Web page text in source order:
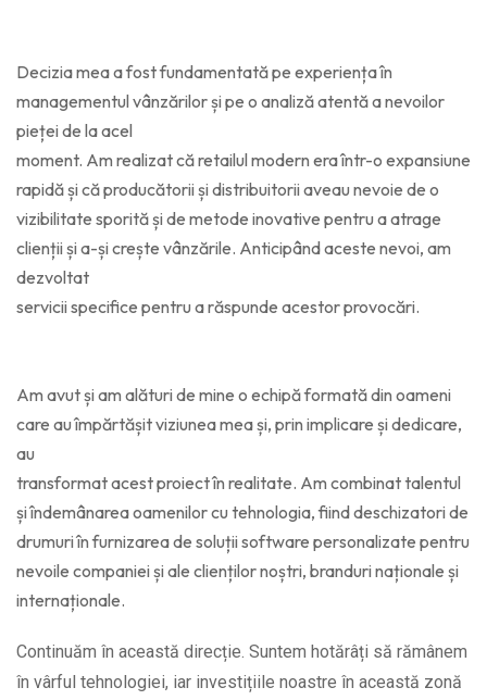
Decizia mea a fost fundamentată pe experiența în
managementul vânzărilor și pe o analiză atentă a nevoilor
pieței de la acel
moment. Am realizat că retailul modern era într-o expansiune
rapidă și că producătorii și distribuitorii aveau nevoie de o
vizibilitate sporită și de metode inovative pentru a atrage
clienții și a-și crește vânzările. Anticipând aceste nevoi, am
dezvoltat
servicii specifice pentru a răspunde acestor provocări.
Am avut și am alături de mine o echipă formată din oameni
care au împărtășit viziunea mea și, prin implicare și dedicare,
au
transformat acest proiect în realitate. Am combinat talentul
și îndemânarea oamenilor cu tehnologia, fiind deschizatori de
drumuri în furnizarea de soluții software personalizate pentru
nevoile companiei și ale clienților noștri, branduri naționale și
internaționale.
Continuăm în această direcție. Suntem hotărâți să rămânem
în vârful tehnologiei, iar investițiile noastre în această zonă